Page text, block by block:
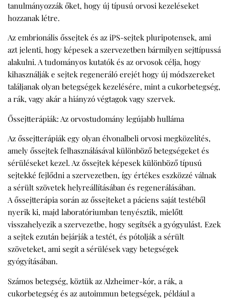
tanulmányozzák őket, hogy új típusú orvosi kezeléseket
hozzanak létre.
Az embrionális őssejtek és az iPS-sejtek pluripotensek, ami
azt jelenti, hogy képesek a szervezetben bármilyen sejttípussá
alakulni. A tudományos kutatók és az orvosok célja, hogy
kihasználják e sejtek regeneráló erejéthogy új módszereket
találjanak olyan betegségek kezelésére, mint a cukorbetegség,
a rák, vagy akár a hiányzó végtagok vagy szervek.
Őssejtterápiák: Az orvostudomány legújabb hulláma
Az őssejtterápiák egy olyan élvonalbeli orvosi megközelítés,
amely őssejtek felhasználásával különböző betegségeket és
sérüléseket kezel. Az őssejtek képesek különböző típusú
sejtekké fejlődni a szervezetben, így értékes eszközzé válnak
a sérült szövetek helyreállításában és regenerálásában.
Aőssejtterápiasorán az őssejteket a páciens saját testéből
nyerik ki, majd laboratóriumban tenyésztik, mielőtt
visszahelyezik a szervezetbe, hogy segítsék a gyógyulást. Ezek
a sejtek ezután bejárják a testét, és pótolják a sérült
szöveteket, ami segít a sérülések vagy betegségek
gyógyításában.
Számos betegség, köztük az Alzheimer-kór, a rák, a
cukorbetegség és az autoimmun betegségek, például a